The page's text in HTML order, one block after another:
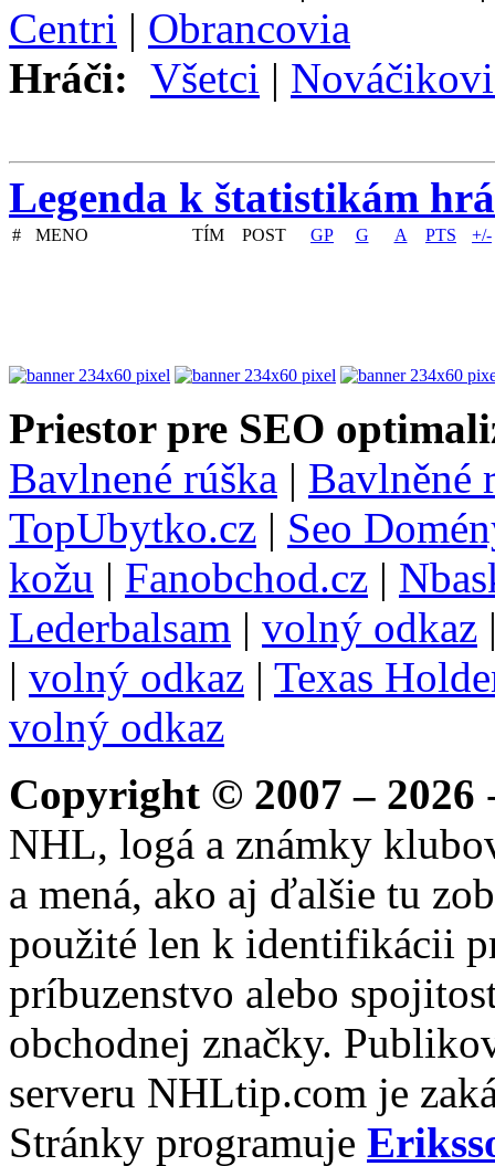
Centri | Obrancovia
Hráči: Všetci |
Legenda k štatistikám
# MENO TÍM POST GP G A PTS +/-
Priestor pre SEO
Bavlnené rúška | Bavlněné
TopUbytko.cz | Seo
kožu | Fanobchod.cz |
Lederbalsam | volný odkaz
| volný odkaz | Texas
volný odkaz
Copyright © 2007 – 2026
NHL, logá a známky
a mená, ako aj ďalšie tu
použité len k identifikácii
príbuzenstvo alebo
obchodnej značky.
serveru NHLtip.com je
Stránky programuje